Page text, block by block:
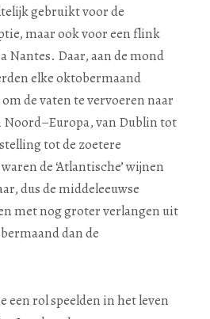
gebruikt voor de
maar ook voor een flink
Nantes. Daar, aan de mond
elke oktobermaand
de vaten te vervoeren naar
Noord–Europa, van Dublin tot
tot de zoetere
de ‘Atlantische’ wijnen
dus de middeleeuwse
met nog groter verlangen uit
dan de
een rol speelden in het leven